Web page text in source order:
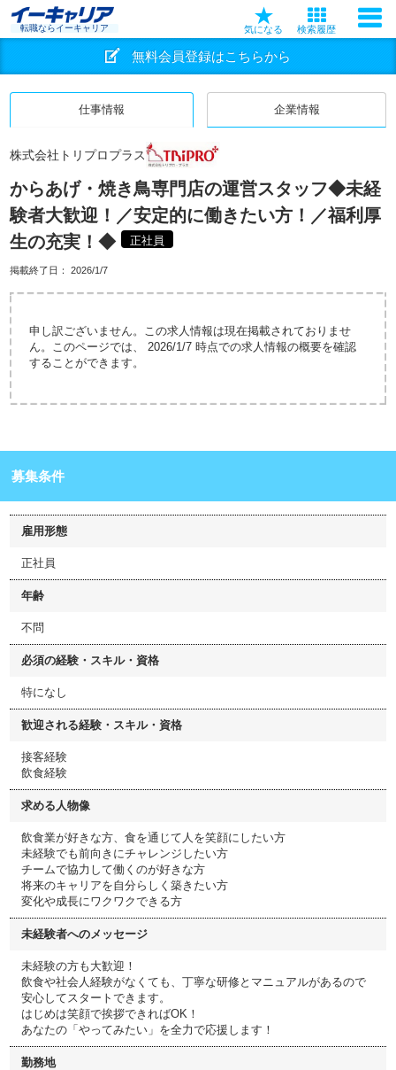
転職ならイーキャリア 気になる 検索履歴
無料会員登録はこちらから
仕事情報 企業情報
株式会社トリプロプラス
からあげ・焼き鳥専門店の運営スタッフ◆未経
験者大歓迎！／安定的に働きたい方！／福利厚
生の充実！◆
正社員
掲載終了日： 2026/1/7
申し訳ございません。この求人情報は現在掲載されておりませ
ん。このページでは、 2026/1/7 時点での求人情報の概要を確認
することができます。
募集条件
雇用形態
正社員
年齢
不問
必須の経験・スキル・資格
特になし
歓迎される経験・スキル・資格
接客経験
飲食経験
求める人物像
飲食業が好きな方、食を通じて人を笑顔にしたい方
未経験でも前向きにチャレンジしたい方
チームで協力して働くのが好きな方
将来のキャリアを自分らしく築きたい方
変化や成長にワクワクできる方
未経験者へのメッセージ
未経験の方も大歓迎！
飲食や社会人経験がなくても、丁寧な研修とマニュアルがあるので
安心してスタートできます。
はじめは笑顔で挨拶できればOK！
あなたの「やってみたい」を全力で応援します！
勤務地